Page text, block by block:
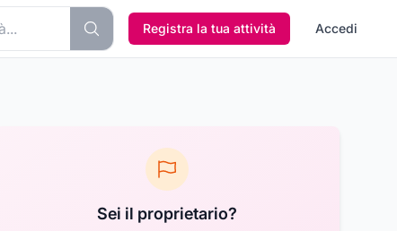
Registra la tua attività Accedi
Sei il proprietario?